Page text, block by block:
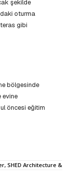
şekilde
oturma
gibi
bölgesinde
evine
öncesi eğitim
SHED Architecture &